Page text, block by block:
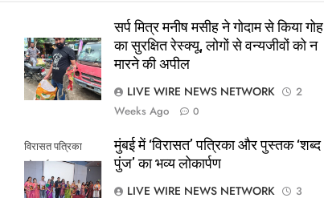
सर्प मित्र मनीष मसीह ने गोदाम से किया गोह
का सुरक्षित रेस्क्यू, लोगों से वन्यजीवों को न
मारने की अपील
LIVE WIRE NEWS NETWORK
2
Weeks Ago
0
विरासत पत्रिका
लोकार्पण
मुंबई में ‘विरासत’ पत्रिका और पुस्तक ‘शब्द
पुंज’ का भव्य लोकार्पण
LIVE WIRE NEWS NETWORK
3